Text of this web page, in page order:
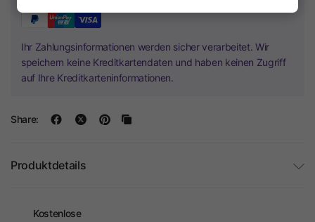
Ihr Zahlungsinformationen werden sicher verarbeitet. Wir
speichern keine Kreditkartendaten und haben keinen Zugriff
auf Ihre Kreditkarteninformationen.
Share:
Produktdetails
Kostenlose